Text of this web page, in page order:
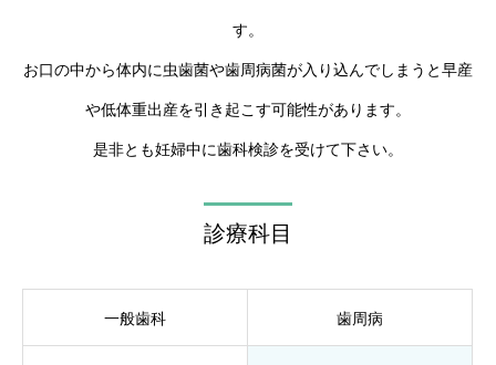
す。
お口の中から体内に虫歯菌や歯周病菌が入り込んでしまうと早産
や低体重出産を引き起こす可能性があります。
是非とも妊婦中に歯科検診を受けて下さい。
診療科目
一般歯科 歯周病